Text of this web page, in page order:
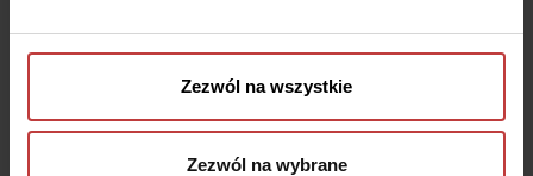
Zezwól na wszystkie
Zezwól na wybrane